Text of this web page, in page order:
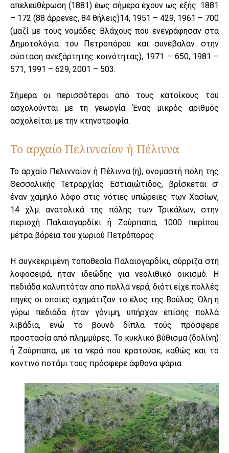
απελευθέρωση (1881) έως σήμερα έχουν ως εξής: 1881
– 172 (88 άρρενες, 84 θήλεις)14, 1951 – 429, 1961 – 700
(μαζί με τους νομάδες Βλάχους που ενεγράφησαν στα
Δημοτολόγια του Πετροπόρου και συνέβαλαν στην
σύσταση ανεξάρτητης κοινότητας), 1971 – 650, 1981 –
571, 1991 – 629, 2001 – 503.
Σήμερα οι περισσότεροι από τους κατοίκους του
ασχολούνται με τη γεωργία. Ένας μικρός αριθμός
ασχολείται με την κτηνοτροφία.
Το αρχαίο Πελινναίον ή Πέλιννα
Το αρχαίο Πελινναίον ή Πέλιννα (η), ονομαστή πόλη της
Θεσσαλικής Τετραρχίας Εστιαιώτιδος, βρίσκεται σ’
έναν χαμηλό λόφο στις νότιες υπώρειες των Χασίων,
14 χλμ. ανατολικά της πόλης των Τρικάλων, στην
περιοχή Παλαιογαρδίκι ή Ζούρπαπα, 1000 περίπου
μέτρα βόρεια του χωριού Πετρόπορος.
Η συγκεκριμένη τοποθεσία Παλαιογαρδίκι, σύρριζα στη
λοφοσειρά, ήταν ιδεώδης για νεολιθικό οικισμό. Η
πεδιάδα καλυπτόταν από πολλά νερά, διότι είχε πολλές
πηγές οι οποίες σχημάτιζαν το έλος της Βούλας. Όλη η
γύρω πεδιάδα ήταν γόνιμη, υπήρχαν επίσης πολλά
λιβάδια, ενώ το βουνό δίπλα τούς πρόσφερε
προστασία από πλημμύρες. Το κυκλικό βύθισμα (δολίνη)
ή Ζούρπαπα, με τα νερά που κρατούσε, καθώς και το
κοντινό ποτάμι τους πρόσφερε άφθονα ψάρια.